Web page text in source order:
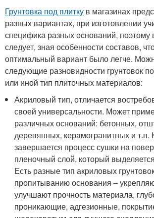
Грунтовка под плитку в магазинах
разных вариантах, при изготовлении
специфика разных оснований, поэтому
следует, зная особенности составов,
оптимальный вариант было легче.
следующие разновидности грунтовок
или иной тип плиточных материалов:
Акриловый тип, отличается
своей универсальности. Может
различных оснований: бетонных,
деревянных, керамогранитных и т.п.
завершается процесс сушки на
пленочный слой, который
Есть разные тип акриловых
пропитыванию основания –
улучшают прочность материала,
проникающие, адгезионные,